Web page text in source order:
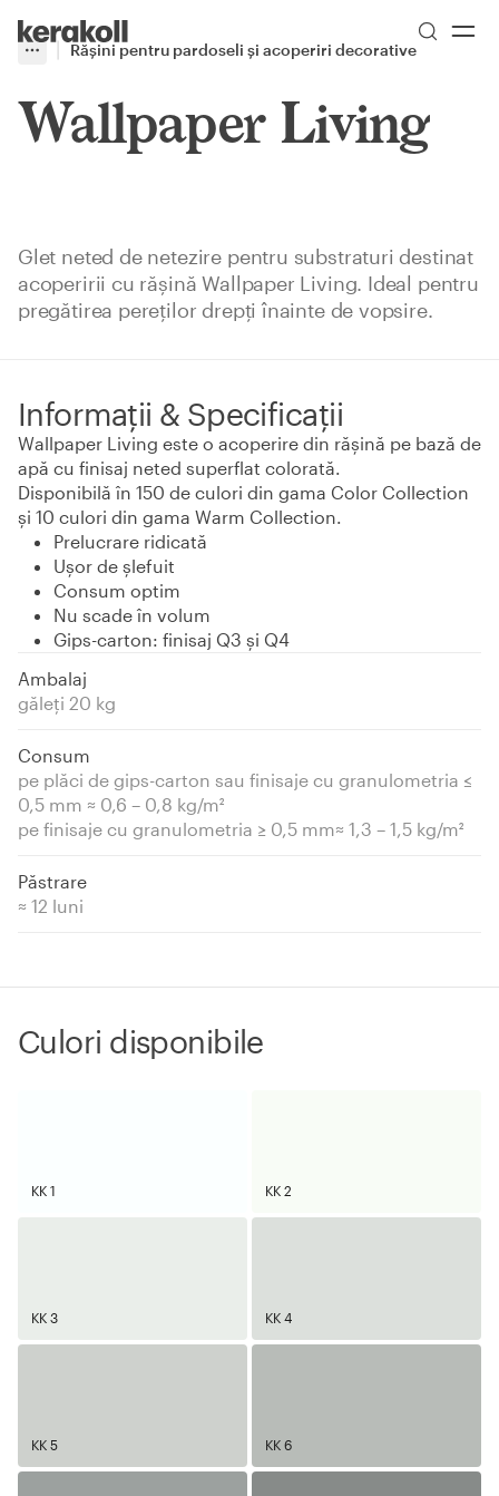
Go to Homepage
More
Toggle menu
Rășini pentru pardoseli și acoperiri decorative
Wallpaper Living​
Glet neted de netezire pentru substraturi destinat
acoperirii cu rășină Wallpaper Living. Ideal pentru
pregătirea pereților drepți înainte de vopsire.
Informații & Specificații
Wallpaper Living este o acoperire din rășină pe bază de
apă cu finisaj neted superflat colorată.
Disponibilă în 150 de culori din gama Color Collection
și 10 culori din gama Warm Collection.
Prelucrare ridicată
Ușor de șlefuit
Consum optim
Nu scade în volum
Gips-carton: finisaj Q3 și Q4
Ambalaj
găleți 20 kg
Consum
pe plăci de gips-carton sau finisaje cu granulometria ≤
0,5 mm ≈ 0,6 – 0,8 kg/m²
pe finisaje cu granulometria ≥ 0,5 mm≈ 1,3 – 1,5 kg/m²
Păstrare
≈ 12 luni
Culori disponibile
KK 1 KK 2
KK 3 KK 4
KK 5 KK 6